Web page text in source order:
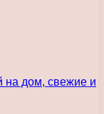
на дом, свежие и